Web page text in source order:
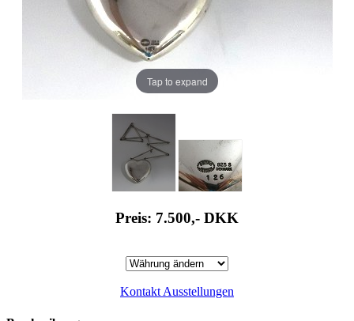
Tap to expand
Preis: 7.500,- DKK
Kontakt Ausstellungen